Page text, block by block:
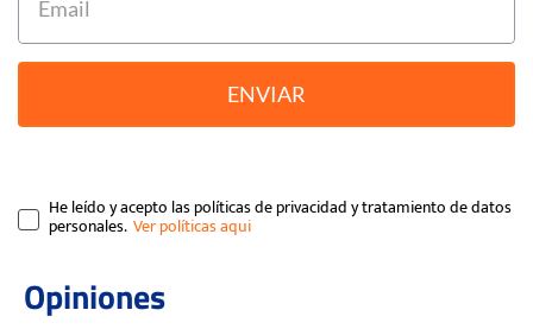
ENVIAR
He leído y acepto las políticas de privacidad y tratamiento de datos
personales.